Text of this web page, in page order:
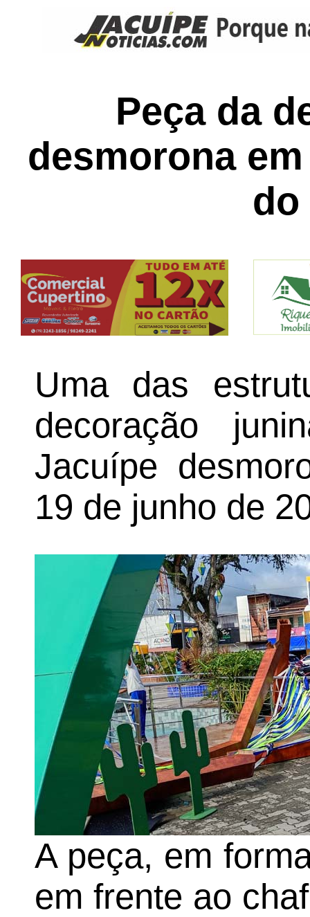
Peça da
desmorona
do
Uma das
decoração
Jacuípe
19 de junho de
A peça, em
em frente ao